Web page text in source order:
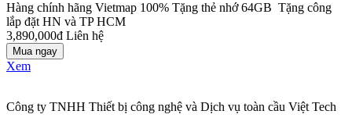
Hàng chính hãng Vietmap 100% Tặng thẻ nhớ 64GB Tặng công
lắp đặt HN và TP HCM
3,890,000đ Liên hệ
Mua ngay
Xem
Công ty TNHH Thiết bị công nghệ và Dịch vụ toàn cầu Việt Tech